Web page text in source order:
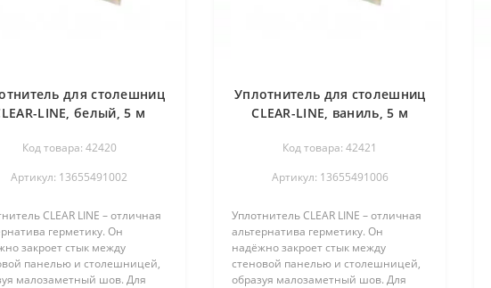
для столешниц
LINE, белый, 5 м
Код товара: 42420
Артикул: 13655491002
CLEAR LINE – отличная
герметику. Он
закроет стык между
панелью и столешницей,
малозаметный шов. Для
Уплотнитель для столешниц
CLEAR-LINE, ваниль, 5 м
Код товара: 42421
Артикул: 13655491006
Уплотнитель CLEAR LINE – отличная
альтернатива герметику. Он
надёжно закроет стык между
стеновой панелью и столешницей,
образуя малозаметный шов. Для